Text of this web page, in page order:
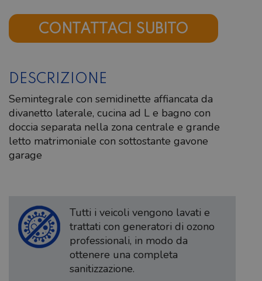
CONTATTACI SUBITO
DESCRIZIONE
Semintegrale con semidinette affiancata da
divanetto laterale, cucina ad L e bagno con
doccia separata nella zona centrale e grande
letto matrimoniale con sottostante gavone
garage
Tutti i veicoli vengono lavati e
trattati con generatori di ozono
professionali, in modo da
ottenere una completa
sanitizzazione.